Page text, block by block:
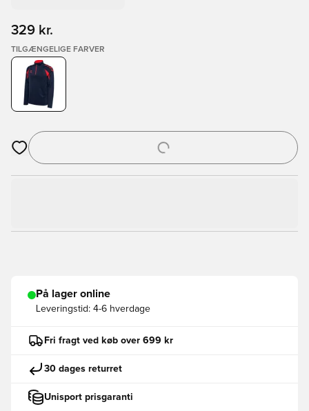
329 kr.
TILGÆNGELIGE FARVER
Åbner en Modal til at logge ind eller tilmelde dig som medlem
På lager online
Leveringstid: 4-6 hverdage
Fri fragt ved køb over 699 kr
30 dages returret
Unisport prisgaranti